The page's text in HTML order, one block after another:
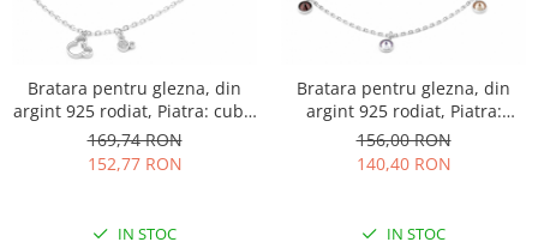
Bratara pentru glezna, din
argint 925 rodiat, Piatra: cubic
zirconia, Culoare:
transparenta, Sonis Silver
169,74 RON
152,77 RON
IN STOC
Bratara pentru glezna, din
argint 925 rodiat, Piatra:
zirconia fatetata, Culoare:
multicolor, Sonis Silver
156,00 RON
140,40 RON
IN STOC